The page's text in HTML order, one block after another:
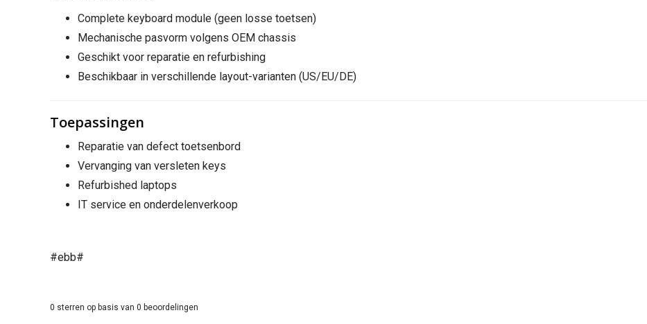
Complete keyboard module (geen losse toetsen)
Mechanische pasvorm volgens OEM chassis
Geschikt voor reparatie en refurbishing
Beschikbaar in verschillende layout-varianten (US/EU/DE)
Toepassingen
Reparatie van defect toetsenbord
Vervanging van versleten keys
Refurbished laptops
IT service en onderdelenverkoop
#ebb#
0 sterren op basis van 0 beoordelingen